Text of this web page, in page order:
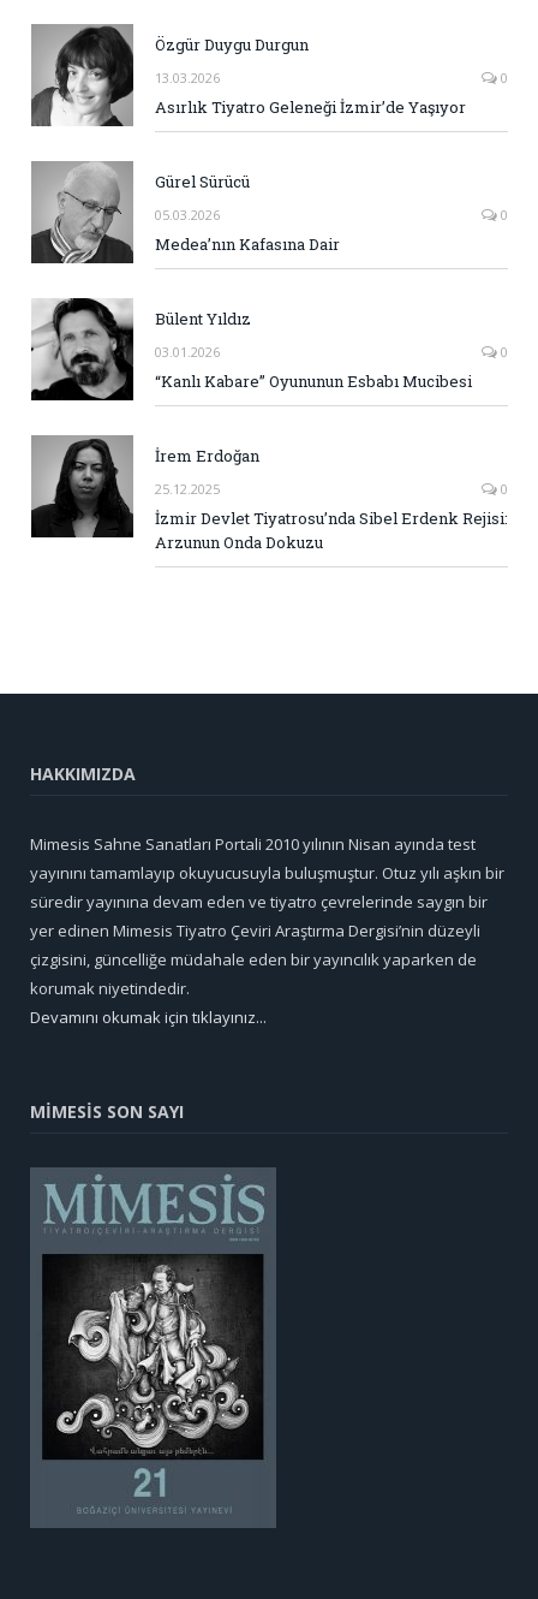
Özgür Duygu Durgun
13.03.2026 0
Asırlık Tiyatro Geleneği İzmir’de Yaşıyor
Gürel Sürücü
05.03.2026 0
Medea’nın Kafasına Dair
Bülent Yıldız
03.01.2026 0
“Kanlı Kabare” Oyununun Esbabı Mucibesi
İrem Erdoğan
25.12.2025 0
İzmir Devlet Tiyatrosu’nda Sibel Erdenk Rejisi:
Arzunun Onda Dokuzu
HAKKIMIZDA
Mimesis Sahne Sanatları Portali 2010 yılının Nisan ayında test
yayınını tamamlayıp okuyucusuyla buluşmuştur. Otuz yılı aşkın bir
süredir yayınına devam eden ve tiyatro çevrelerinde saygın bir
yer edinen Mimesis Tiyatro Çeviri Araştırma Dergisi’nin düzeyli
çizgisini, güncelliğe müdahale eden bir yayıncılık yaparken de
korumak niyetindedir.
Devamını okumak için tıklayınız...
MİMESİS SON SAYI